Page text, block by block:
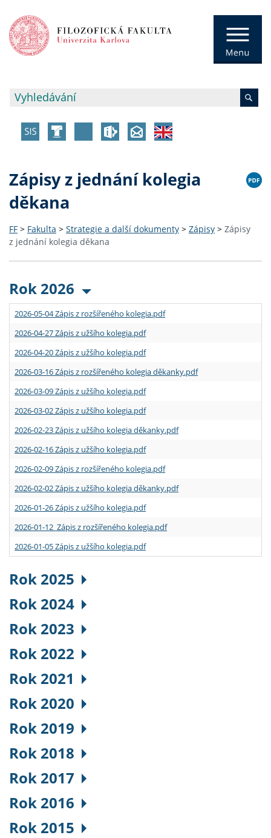
Zápisy z jednání kolegia
děkana
FF > Fakulta > Strategie a další dokumenty > Zápisy > Zápisy
z jednání kolegia děkana
Rok 2026
2026-05-04 Zápis z rozšířeného kolegia.pdf
2026-04-27 Zápis z užšího kolegia.pdf
2026-04-20 Zápis z užšího kolegia.pdf
2026-03-16 Zápis z rozšířeného kolegia děkanky.pdf
2026-03-09 Zápis z užšího kolegia.pdf
2026-03-02 Zápis z užšího kolegia.pdf
2026-02-23 Zápis z užšího kolegia děkanky.pdf
2026-02-16 Zápis z užšího kolegia.pdf
2026-02-09 Zápis z rozšířeného kolegia.pdf
2026-02-02 Zápis z užšího kolegia děkanky.pdf
2026-01-26 Zápis z užšího kolegia.pdf
2026-01-12 Zápis z rozšířeného kolegia.pdf
2026-01-05 Zápis z užšího kolegia.pdf
Rok 2025
Rok 2024
Rok 2023
Rok 2022
Rok 2021
Rok 2020
Rok 2019
Rok 2018
Rok 2017
Rok 2016
Rok 2015